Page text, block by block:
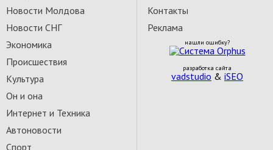
Новости Молдова
Новости СНГ
Экономика
Происшествия
Культура
Он и она
Интернет и Техника
Автоновости
Спорт
Контакты
Реклама
нашли ошибку?
разработка сайта
vadstudio & iSEO